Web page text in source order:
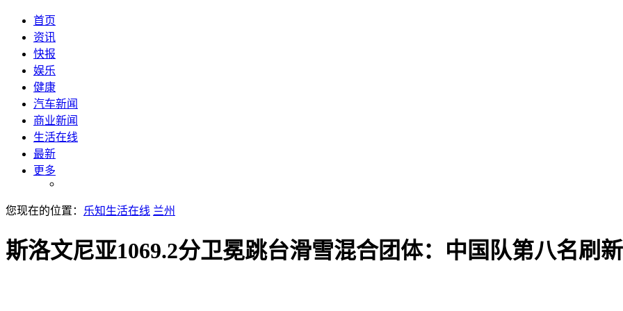
首页
资讯
快报
娱乐
健康
汽车新闻
商业新闻
生活在线
最新
更多
您现在的位置： 乐知生活在线 兰州
斯洛文尼亚1069.2分卫冕跳台滑雪混合团体：中国队第八名刷